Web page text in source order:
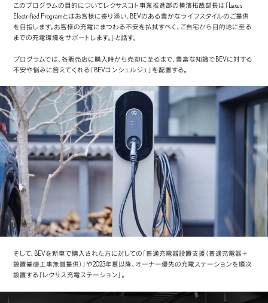
このプログラムの目的についてレクサスコト事業推進部の横濱拓哉部長は「Lexus
Electrified Programとはお客様に寄り添い、BEVのある豊かなライフスタイルのご提供
を目指します。お客様の充電にまつわる不安を払拭すべく、ご自宅から目的地に至る
までの充電環境をサポートします。」と話す。
プログラムでは、各販売店に購入時から売却に至るまで、豊富な知識でBEVに対する
不安や悩みに答えてくれる「BEVコンシェルジュ」を配置する。
そして、BEVを新車で購入された方に対しての「普通充電器設置支援（普通充電器＋
設置基礎工事無償提供）」や2023年夏以降、オーナー優先の充電ステーションを順次
設置する「レクサス充電ステーション」。